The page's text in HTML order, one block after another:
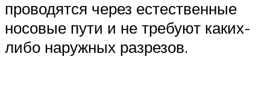
проводятся через естественные
носовые пути и не требуют каких-
либо наружных разрезов.